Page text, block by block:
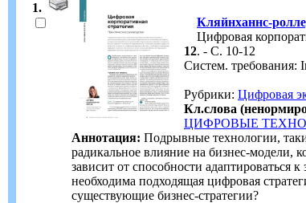
1.
Кляйнханнс-
Цифровая
12. - С. 10-12
Систем.
Рубрики: Цифровая
Кл.слова
ЦИФРОВЫЕ
Аннотация: Подрывные технологии,
радикальное влияние на бизнес-модели,
зависит от способности адаптироваться
необходима подходящая цифровая
существующие бизнес-стратегии?